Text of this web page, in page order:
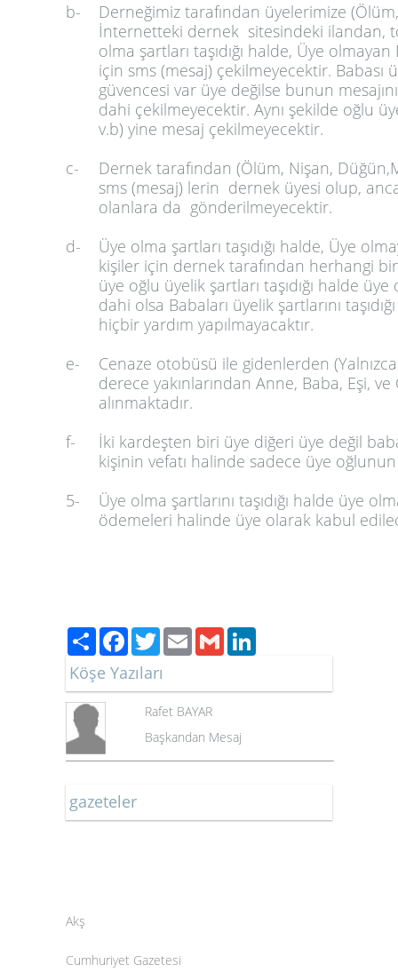
b-
Derneğimiz tarafından üyelerimize
İnternetteki dernek sitesindeki ilandan,
olma şartları taşıdığı halde, Üye
için sms (mesaj) çekilmeyecektir. Babası
güvencesi var üye değilse bunun
dahi çekilmeyecektir. Aynı şekilde oğlu
v.b) yine mesaj çekilmeyecektir.
c-
Dernek tarafından (Ölüm, Nişan,
sms (mesaj) lerin dernek üyesi olup,
olanlara da gönderilmeyecektir.
d-
Üye olma şartları taşıdığı halde, Üye
kişiler için dernek tarafından herhangi bir
üye oğlu üyelik şartları taşıdığı halde
dahi olsa Babaları üyelik şartlarını
hiçbir yardım yapılmayacaktır.
e-
Cenaze otobüsü ile gidenlerden
derece yakınlarından Anne, Baba, Eşi,
alınmaktadır.
f-
İki kardeşten biri üye diğeri üye değil
kişinin vefatı halinde sadece üye oğlunun
5-
Üye olma şartlarını taşıdığı halde üye
ödemeleri halinde üye olarak kabul
PaylaşFacebook
TwitterEmailGmail
Köşe Yazıları
Rafet BAYAR
Başkandan Mesaj
gazeteler
Akş
Cumhuriyet Gazetesi